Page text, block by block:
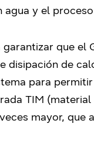
agua y el
garantizar que el
disipación de
para
TIM
mayor, que